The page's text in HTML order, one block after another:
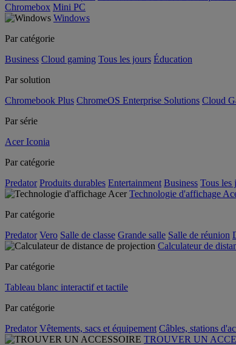
Chromebox Mini PC
Windows
Par catégorie
Business Cloud gaming Tous les jours Éducation
Par solution
Chromebook Plus ChromeOS Enterprise Solutions Cloud
Par série
Acer Iconia
Par catégorie
Predator Produits durables Entertainment Business Tous les
Technologie d'affichage
Par catégorie
Predator Vero Salle de classe Grande salle Salle de réunion
Calculateur de
Par catégorie
Tableau blanc interactif et tactile
Par catégorie
Predator Vêtements, sacs et équipement Câbles, stations
TROUVER UN